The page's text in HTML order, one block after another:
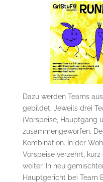
Dazu werden Teams
gebildet. Jeweils drei
(Vorspeise, Hauptgang
zusammengeworfen.
Kombination. In der
Vorspeise verzehrt,
weiter. In neu
Hauptgericht bei Team